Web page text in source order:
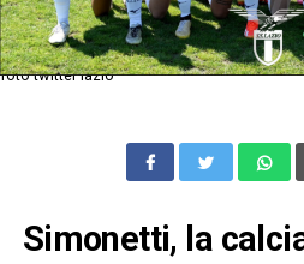
foto twitter lazio
Simonetti, la